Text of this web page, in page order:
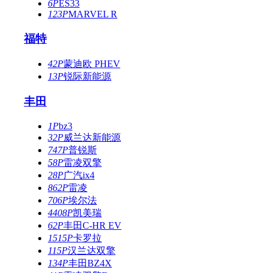
6PES33
123PMARVEL R
福特
42P蒙迪欧 PHEV
13P锐际新能源
丰田
1Pbz3
32P威兰达新能源
747P普锐斯
58P雷凌双擎
28P广汽ix4
862P雷凌
706P埃尔法
4408P凯美瑞
62P丰田C-HR EV
1515P卡罗拉
115P汉兰达双擎
134P丰田BZ4X